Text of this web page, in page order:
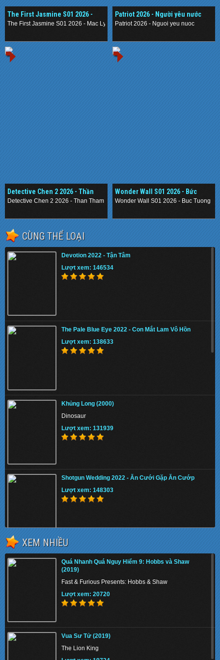
The First Jasmine S01 2026 -
Mạc Ly
The First Jasmine S01 2026 - Mac Ly
Patriot 2026 - Người yêu nước
Patriot 2026 - Nguoi yeu nuoc
Detective Chen 2 2026 - Thần
Thám Nằm Vùng 2
Detective Chen 2 2026 - Than Tham Nam Vung 2
Wonder Wall S01 2026 - Bức
Tường Mê Cung
Wonder Wall S01 2026 - Buc Tuong
CÙNG THỂ LOẠI
Devotion 2022 - Tận Tâm
Lượt xem: 146534
The Pale Blue Eye 2022 - Con Mắt Lam Vô Hồn
Lượt xem: 138633
Khủng Long (2000)
Dinosaur
Lượt xem: 131939
Shotgun Wedding 2022 - Ăn Cưới Gặp Ăn Cướp
Lượt xem: 148303
Lượt xem: 155745
The Union 2024 - Liên minh tuyệt mật
Lượt xem: 141279
XEM NHIỀU
Quá Nhanh Quá Nguy Hiểm 9: Hobbs và Shaw
(2019)
Fast & Furious Presents: Hobbs & Shaw
Lượt xem: 20720
Vua Sư Tử (2019)
The Lion King